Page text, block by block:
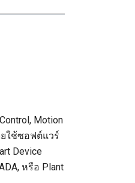
Motion
ยใช้ซอฟต์แวร์
Device
หรือ Plant